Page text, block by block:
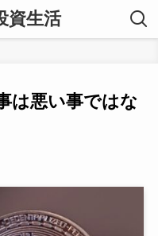
資生活
は悪い事ではな